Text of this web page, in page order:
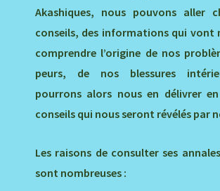
Akashiques, nous pouvons aller
conseils, des informations qui vont
comprendre l’origine de nos
peurs, de nos blessures
pourrons alors nous en délivrer
conseils qui nous seront révélés par
Les raisons de consulter ses
sont nombreuses :